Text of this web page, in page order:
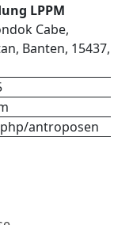
LPPM
Cabe,
Banten, 15437,
antroposen